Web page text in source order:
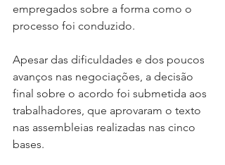
empregados sobre a forma como o
processo foi conduzido.
Apesar das dificuldades e dos poucos
avanços nas negociações, a decisão
final sobre o acordo foi submetida aos
trabalhadores, que aprovaram o texto
nas assembleias realizadas nas cinco
bases.